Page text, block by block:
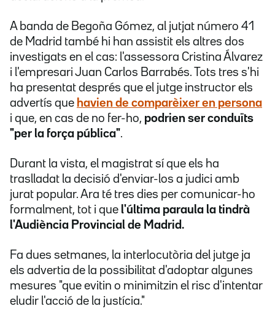
A banda de Begoña Gómez, al jutjat número 41
de Madrid també hi han assistit els altres dos
investigats en el cas: l'assessora Cristina Álvarez
i l'empresari Juan Carlos Barrabés. Tots tres s'hi
ha presentat després que el jutge instructor els
advertís que havien de comparèixer en persona
i que, en cas de no fer-ho, podrien ser conduïts
"per la força pública".
Durant la vista, el magistrat sí que els ha
traslladat la decisió d'enviar-los a judici amb
jurat popular. Ara té tres dies per comunicar-ho
formalment, tot i que l'última paraula la tindrà
l'Audiència Provincial de Madrid.
Fa dues setmanes, la interlocutòria del jutge ja
els advertia de la possibilitat d'adoptar algunes
mesures "que evitin o minimitzin el risc d'intentar
eludir l'acció de la justícia."